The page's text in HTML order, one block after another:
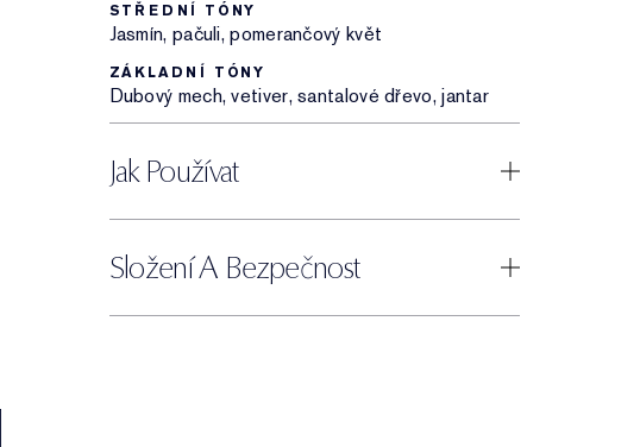
STŘEDNÍ TÓNY
Jasmín, pačuli, pomerančový květ
ZÁKLADNÍ TÓNY
Dubový mech, vetiver, santalové dřevo, jantar
Jak Používat
Složení A Bezpečnost